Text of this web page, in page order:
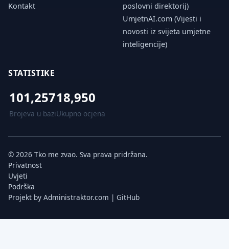
Kontakt
poslovni direktorij)
UmjetnAI.com (Vijesti i
novosti iz svijeta umjetne
inteligencije)
STATISTIKE
101,257
Brojeva u bazi
18,950
Ukupno ocjena
© 2026 Tko me zvao. Sva prava pridržana.
Privatnost
Uvjeti
Podrška
Projekt by Administraktor.com | GitHub